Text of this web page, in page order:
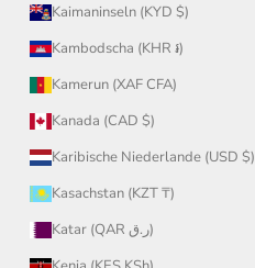
Kaimaninseln (KYD $)
Kambodscha (KHR ៛)
Kamerun (XAF CFA)
Kanada (CAD $)
Karibische Niederlande (USD $)
Kasachstan (KZT ₸)
Katar (QAR ر.ق)